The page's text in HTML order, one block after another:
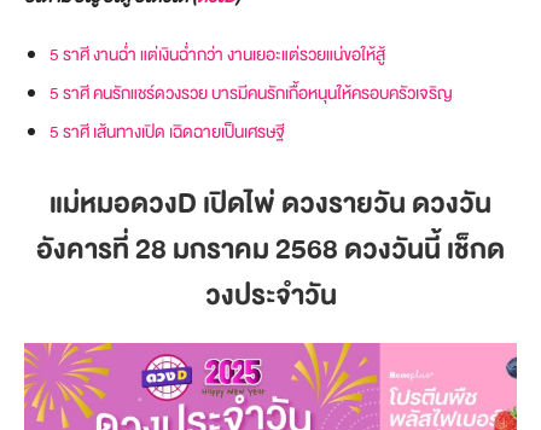
5 ราศี งานฉ่ำ แต่เงินฉ่ำกว่า งานเยอะแต่รวยแน่ขอให้สู้
5 ราศี คนรักแชร์ดวงรวย บารมีคนรักเกื้อหนุนให้ครอบครัวเจริญ
5 ราศี เส้นทางเปิด เฉิดฉายเป็นเศรษฐี
แม่หมอดวงD เปิดไพ่ ดวงรายวัน ดวงวัน
อังคารที่ 28 มกราคม 2568ดวงวันนี้ เช็กด
วงประจำวัน